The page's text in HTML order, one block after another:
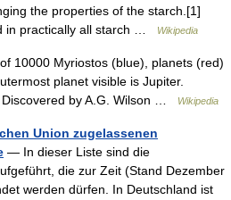
the properties of the starch.[1]
in practically all starch …
Wikipedia
10000 Myriostos (blue), planets (red)
planet visible is Jupiter.
by A.G. Wilson …
Wikipedia
Union zugelassenen
— In dieser Liste sind die
die zur Zeit (Stand Dezember
werden dürfen. In Deutschland ist